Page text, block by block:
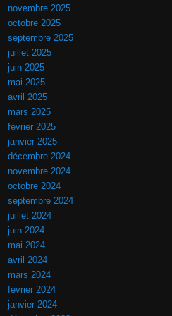
novembre 2025
octobre 2025
septembre 2025
juillet 2025
juin 2025
mai 2025
avril 2025
mars 2025
février 2025
janvier 2025
décembre 2024
novembre 2024
octobre 2024
septembre 2024
juillet 2024
juin 2024
mai 2024
avril 2024
mars 2024
février 2024
janvier 2024